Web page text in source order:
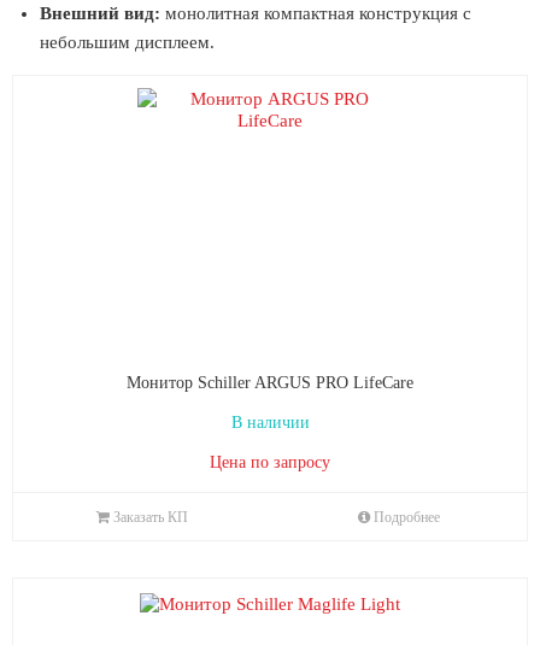
Внешний вид: монолитная компактная конструкция с
небольшим дисплеем.
Монитор Schiller ARGUS PRO LifeCare
В наличии
Цена по запросу
Заказать КП Подробнее